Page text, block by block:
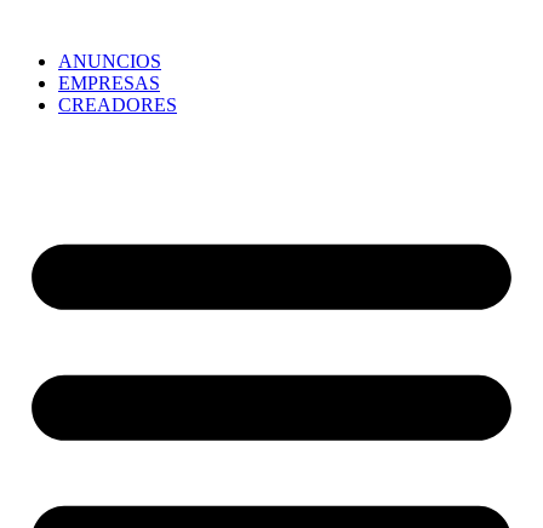
ANUNCIOS
EMPRESAS
CREADORES